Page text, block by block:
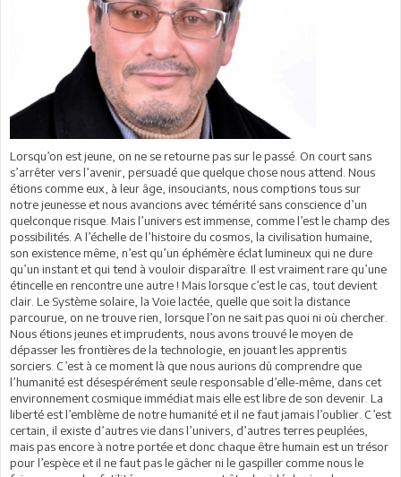
Lorsqu’on est jeune, on ne se retourne pas sur le passé. On court sans
s’arrêter vers l’avenir, persuadé que quelque chose nous attend. Nous
étions comme eux, à leur âge, insouciants, nous comptions tous sur
notre jeunesse et nous avancions avec témérité sans conscience d’un
quelconque risque. Mais l’univers est immense, comme l’est le champ des
possibilités. A l’échelle de l’histoire du cosmos, la civilisation humaine,
son existence même, n’est qu’un éphémère éclat lumineux qui ne dure
qu’un instant et qui tend à vouloir disparaître. Il est vraiment rare qu’une
étincelle en rencontre une autre ! Mais lorsque c’est le cas, tout devient
clair. Le Système solaire, la Voie lactée, quelle que soit la distance
parcourue, on ne trouve rien, lorsque l’on ne sait pas quoi ni où chercher.
Nous étions jeunes et imprudents, nous avons trouvé le moyen de
dépasser les frontières de la technologie, en jouant les apprentis
sorciers. C’est à ce moment là que nous aurions dû comprendre que
l’humanité est désespérément seule responsable d’elle-même, dans cet
environnement cosmique immédiat mais elle est libre de son devenir. La
liberté est l’emblème de notre humanité et il ne faut jamais l’oublier. C’est
certain, il existe d’autres vie dans l’univers, d’autres terres peuplées,
mais pas encore à notre portée et donc chaque être humain est un trésor
pour l’espèce et il ne faut pas le gâcher ni le gaspiller comme nous le